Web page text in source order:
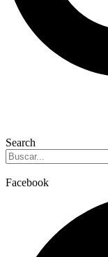
Search
Facebook